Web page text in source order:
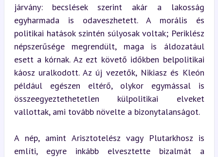
járvány: becslések szerint akár a lakosság
egyharmada is odaveszhetett. A morális és
politikai hatások szintén súlyosak voltak; Periklész
népszerűsége megrendült, maga is áldozatául
esett a kórnak. Az ezt követő időkben belpolitikai
káosz uralkodott. Az új vezetők, Nikiasz és Kleón
például egészen eltérő, olykor egymással is
összeegyeztethetetlen külpolitikai elveket
vallottak, ami tovább növelte a bizonytalanságot.
A nép, amint Arisztotelész vagy Plutarkhosz is
említi, egyre inkább elvesztette bizalmát a